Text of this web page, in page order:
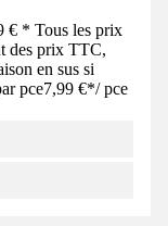
* Tous les prix
des prix TTC,
en sus si
pce7,99 €*/ pce